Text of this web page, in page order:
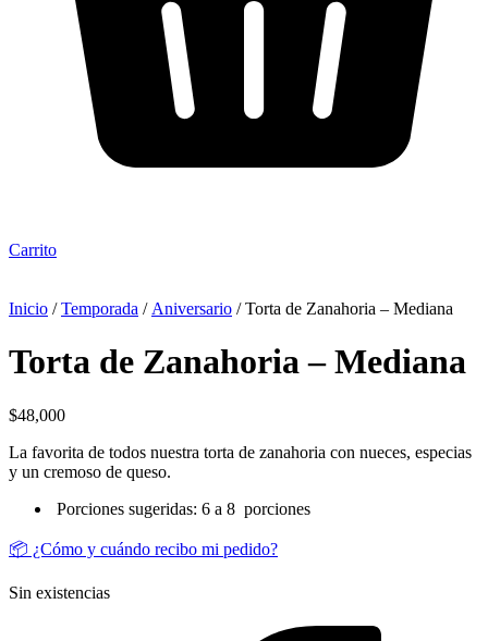
Carrito
Inicio /Temporada / Aniversario / Torta de Zanahoria – Mediana
Torta de Zanahoria – Mediana
$48,000
La favorita de todos nuestra torta de zanahoria con nueces, especias
y un cremoso de queso.
Porciones sugeridas: 6 a 8 porciones
📦 ¿Cómo y cuándo recibo mi pedido?
Sin existencias